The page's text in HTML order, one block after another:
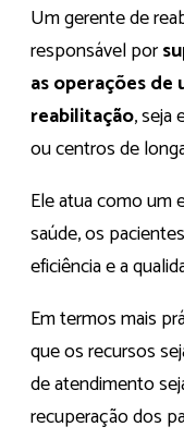
Um gerente de
responsável por
as operações
reabilitação, seja
ou centros de
Ele atua como um
saúde, os
eficiência e a
Em termos mais
que os recursos
de atendimento
recuperação dos